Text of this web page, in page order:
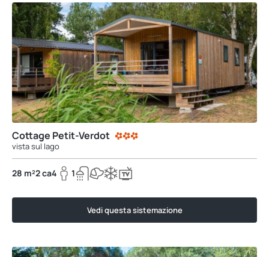
Cottage Petit-Verdot
vista sul lago
28 m²2 ca4 1
Vedi questa sistemazione